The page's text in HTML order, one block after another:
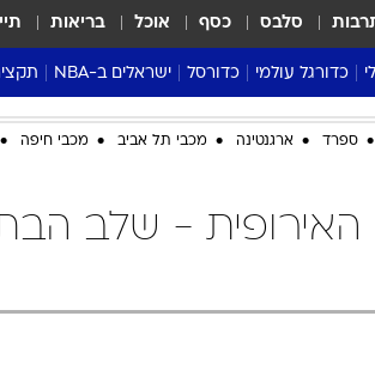
סלבס כסף אוכל בריאות
כדורגל עולמי
ליגה אנגלית
ליגה גרמנית
כדורסל
ליגת העל
ליגה לאומית
ישראלים ב-NBA
דני אבדיה
ספרד ארגנטינה מכבי תל אביב מכבי חיפה
האירופית - שלב